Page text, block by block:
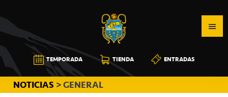
a
la
navegación
principal
al
contenido
principal
a
la
barra
lateral
principal
CB
CANARIAS
TEMPORADA TIENDA ENTRADAS
NOTICIAS > GENERAL